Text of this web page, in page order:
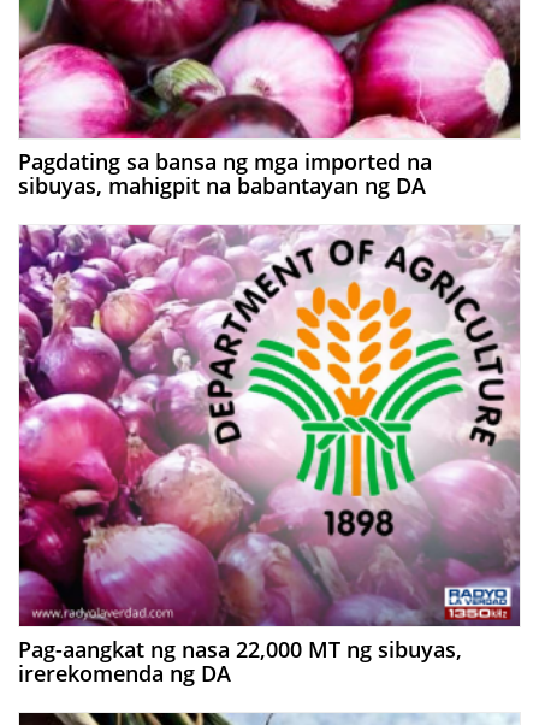
Pagdating sa bansa ng mga imported na
sibuyas, mahigpit na babantayan ng DA
Pag-aangkat ng nasa 22,000 MT ng sibuyas,
irerekomenda ng DA